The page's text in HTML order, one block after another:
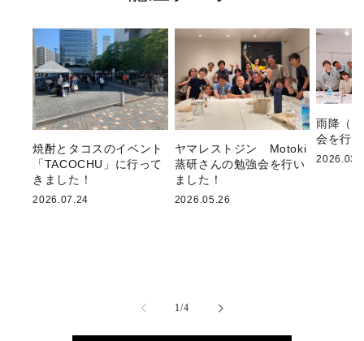
焼酎とタコスのイベント
「TACOCHU」に行って
きました！
2026.07.24
ヤマレストジン Motoki
蒸研さんの勉強会を行い
ました！
2026.05.26
雨降（
会を行
1/の
4